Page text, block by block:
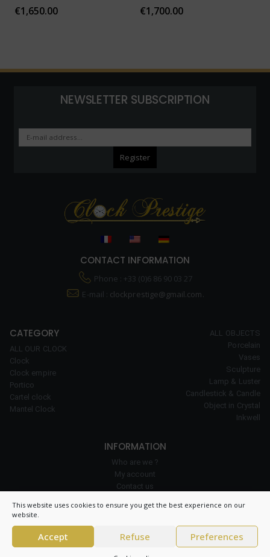
This website uses cookies to ensure you get the best experience on our
website.
Accept Refuse Preferences
€1,650.00 €1,700.00
NEWSLETTER SUBSCRIPTION
CONTACT INFORMATION
Phone : +33 (0)6 86 90 03 27
E-mail : clockprestige@gmail.com.
CATEGORY
ALL OUR CLOCK
Clock
Clock empire
Portico
Cartel clock
Mantel Clock
ALL OBJECTS
Porcelain
Vases
Sculpture
Lamp & Luster
Candlestick & Candle
Object in Crystal
Inkwell
INFORMATION
Who are we ?
My account
Contact us
Cookie policy